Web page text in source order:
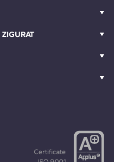
Certificate